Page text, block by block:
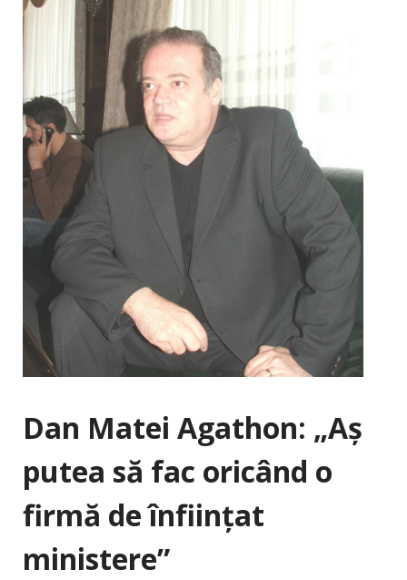
Dan Matei Agathon: „Aş
putea să fac oricând o
firmă de înfiinţat
ministere”